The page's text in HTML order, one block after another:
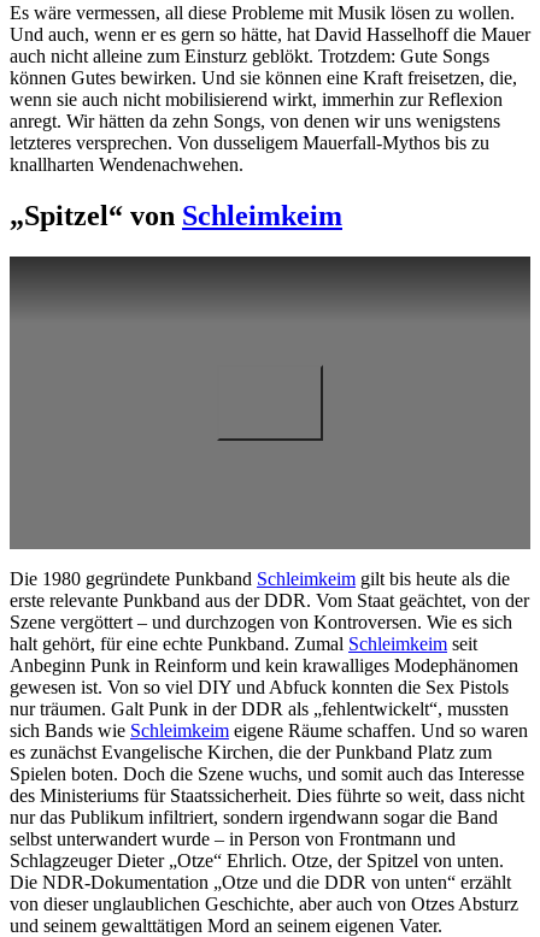
Es wäre vermessen, all diese Probleme mit Musik lösen zu wollen.
Und auch, wenn er es gern so hätte, hat David Hasselhoff die Mauer
auch nicht alleine zum Einsturz geblökt. Trotzdem: Gute Songs
können Gutes bewirken. Und sie können eine Kraft freisetzen, die,
wenn sie auch nicht mobilisierend wirkt, immerhin zur Reflexion
anregt. Wir hätten da zehn Songs, von denen wir uns wenigstens
letzteres versprechen. Von dusseligem Mauerfall-Mythos bis zu
knallharten Wendenachwehen.
„Spitzel“ von Schleimkeim
Die 1980 gegründete Punkband Schleimkeim gilt bis heute als die
erste relevante Punkband aus der DDR. Vom Staat geächtet, von der
Szene vergöttert – und durchzogen von Kontroversen. Wie es sich
halt gehört, für eine echte Punkband. Zumal Schleimkeim seit
Anbeginn Punk in Reinform und kein krawalliges Modephänomen
gewesen ist. Von so viel DIY und Abfuck konnten die Sex Pistols
nur träumen. Galt Punk in der DDR als „fehlentwickelt“, mussten
sich Bands wie Schleimkeim eigene Räume schaffen. Und so waren
es zunächst Evangelische Kirchen, die der Punkband Platz zum
Spielen boten. Doch die Szene wuchs, und somit auch das Interesse
des Ministeriums für Staatssicherheit. Dies führte so weit, dass nicht
nur das Publikum infiltriert, sondern irgendwann sogar die Band
selbst unterwandert wurde – in Person von Frontmann und
Schlagzeuger Dieter „Otze“ Ehrlich. Otze, der Spitzel von unten.
Die NDR-Dokumentation „Otze und die DDR von unten“ erzählt
von dieser unglaublichen Geschichte, aber auch von Otzes Absturz
und seinem gewalttätigen Mord an seinem eigenen Vater.